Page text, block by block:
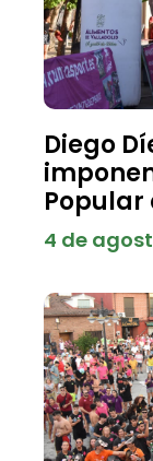
Diego
Popular
4 de